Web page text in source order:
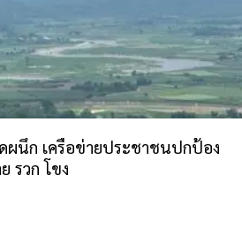
ผนึก เครือข่ายประชาชนปกป้อง
รวก โขง